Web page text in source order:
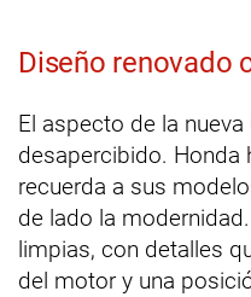
Diseño renovado
El aspecto de la
desapercibido. Honda
recuerda a sus
de lado la
limpias, con detalles
del motor y una